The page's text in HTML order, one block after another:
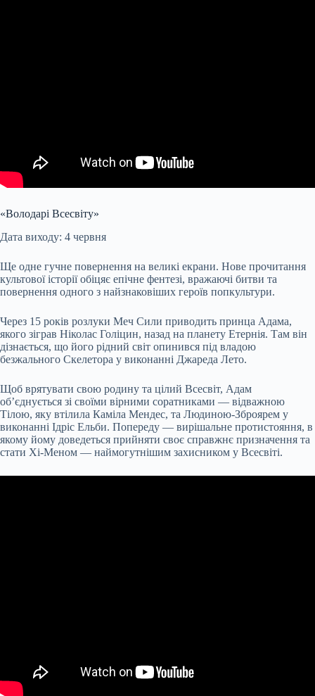
«Володарі Всесвіту»
Дата виходу: 4 червня
Ще одне гучне повернення на великі екрани. Нове прочитання
культової історії обіцяє епічне фентезі, вражаючі битви та
повернення одного з найзнаковіших героїв попкультури.
Через 15 років розлуки Меч Сили приводить принца Адама,
якого зіграв Ніколас Голіцин, назад на планету Етернія. Там він
дізнається, що його рідний світ опинився під владою
безжального Скелетора у виконанні Джареда Лето.
Щоб врятувати свою родину та цілий Всесвіт, Адам
об’єднується зі своїми вірними соратниками — відважною
Тілою, яку втілила Каміла Мендес, та Людиною-Зброярем у
виконанні Ідріс Ельби. Попереду — вирішальне протистояння, в
якому йому доведеться прийняти своє справжнє призначення та
стати Хі-Меном — наймогутнішим захисником у Всесвіті.